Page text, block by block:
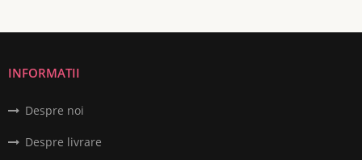
INFORMATII
Despre noi
Despre livrare